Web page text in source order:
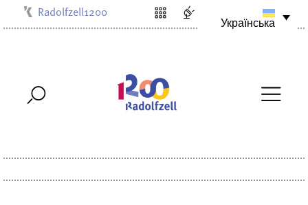
Musikschule
Stadtbibliothek
Villa Bosch
Radolfzell1200
Українська